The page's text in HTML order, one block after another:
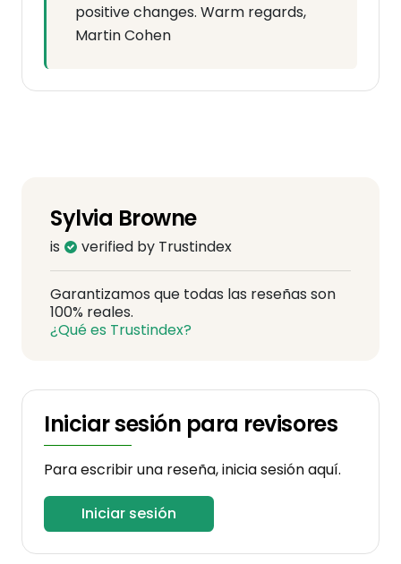
positive changes. Warm regards,
Martin Cohen
Sylvia Browne
is verified by Trustindex
Garantizamos que todas las reseñas son
100% reales.
¿Qué es Trustindex?
Iniciar sesión para revisores
Para escribir una reseña, inicia sesión aquí.
Iniciar sesión